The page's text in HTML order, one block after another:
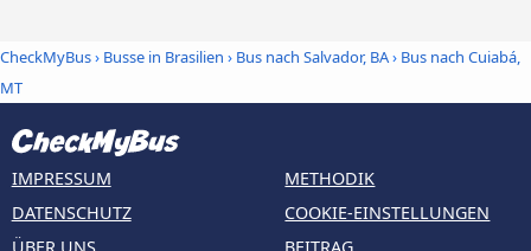
CheckMyBus› Busse in Brasilien › Bus nach Salvador, BA› Bus nach Cuiabá,
MT
IMPRESSUM
DATENSCHUTZ
METHODIK
COOKIE-EINSTELLUNGEN